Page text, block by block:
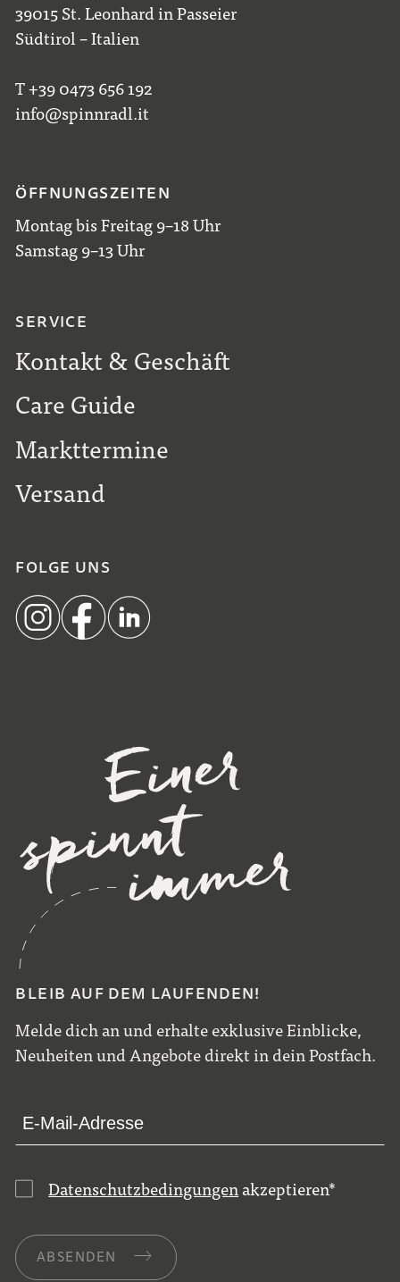
BLEIB AUF DEM LAUFENDEN!
Melde dich an und erhalte exklusive Einblicke,
Neuheiten und Angebote direkt in dein Postfach.
Datenschutzbedingungen akzeptieren*
ABSENDEN
39015 St. Leonhard in Passeier
Südtirol – Italien
T +39 0473 656 192
info@spinnradl.it
ÖFFNUNGSZEITEN
Montag bis Freitag 9–18 Uhr
Samstag 9–13 Uhr
SERVICE
Kontakt & Geschäft
Care Guide
Markttermine
Versand
FOLGE UNS